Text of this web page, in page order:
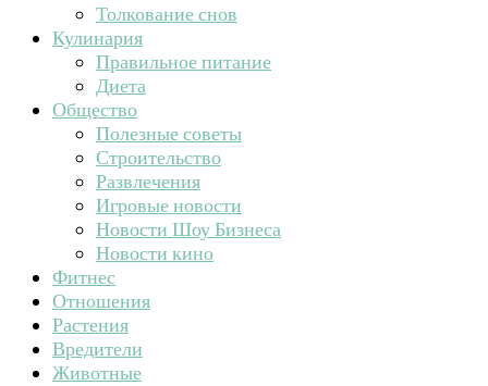
Толкование снов
Кулинария
Правильное питание
Диета
Общество
Полезные советы
Строительство
Развлечения
Игровые новости
Новости Шоу Бизнеса
Новости кино
Фитнес
Отношения
Растения
Вредители
Животные